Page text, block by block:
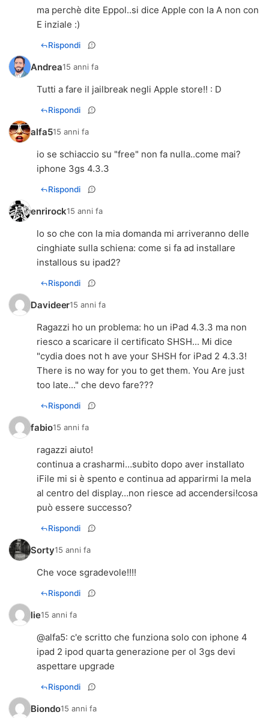
ma perchè dite Eppol..si dice Apple con la A non con
E inziale :)
Rispondi
Andrea15 anni fa
Tutti a fare il jailbreak negli Apple store!! : D
Rispondi
alfa515 anni fa
io se schiaccio su "free" non fa nulla..come mai?
iphone 3gs 4.3.3
Rispondi
enrirock15 anni fa
lo so che con la mia domanda mi arriveranno delle
cinghiate sulla schiena: come si fa ad installare
installous su ipad2?
Rispondi
Davideer15 anni fa
Ragazzi ho un problema: ho un iPad 4.3.3 ma non
riesco a scaricare il certificato SHSH... Mi dice
"cydia does not h ave your SHSH for iPad 2 4.3.3!
There is no way for you to get them. You Are just
too late..." che devo fare???
Rispondi
fabio15 anni fa
ragazzi aiuto!
continua a crasharmi…subito dopo aver installato
iFile mi si è spento e continua ad apparirmi la mela
al centro del display…non riesce ad accendersi!cosa
può essere successo?
Rispondi
Sorty15 anni fa
Che voce sgradevole!!!!
Rispondi
lie15 anni fa
@alfa5: c'e scritto che funziona solo con iphone 4
ipad 2 ipod quarta generazione per ol 3gs devi
aspettare upgrade
Rispondi
Biondo15 anni fa